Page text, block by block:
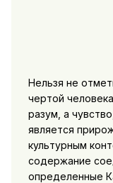
Нельзя не
чертой
разум, а
является
культурным
содержание
определенные